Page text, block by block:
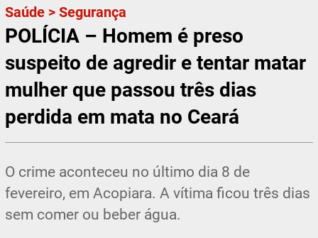
Saúde >Segurança
POLÍCIA – Homem é preso
suspeito de agredir e tentar matar
mulher que passou três dias
perdida em mata no Ceará
O crime aconteceu no último dia 8 de
fevereiro, em Acopiara. A vítima ficou três dias
sem comer ou beber água.